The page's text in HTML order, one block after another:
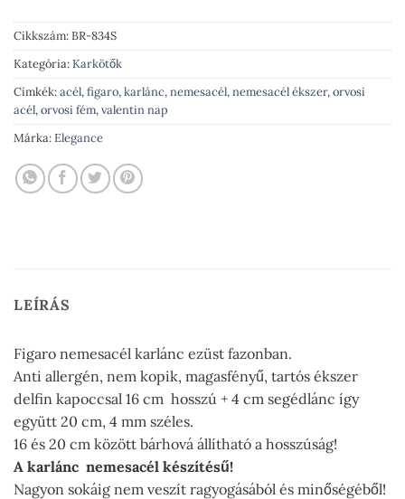
Cikkszám:BR-834S
Kategória:Karkötők
Címkék:acél,figaro,karlánc,nemesacél,nemesacél ékszer,orvosi
acél,orvosi fém,valentin nap
Márka:Elegance
LEÍRÁS
Figaro nemesacél karlánc ezüst fazonban.
Anti allergén, nem kopik, magasfényű, tartós ékszer
delfin kapoccsal 16 cm hosszú + 4 cm segédlánc így
együtt 20 cm, 4 mm széles.
16 és 20 cm között bárhová állítható a hosszúság!
A karlánc nemesacél készítésű!
Nagyon sokáig nem veszít ragyogásából és minőségéből!